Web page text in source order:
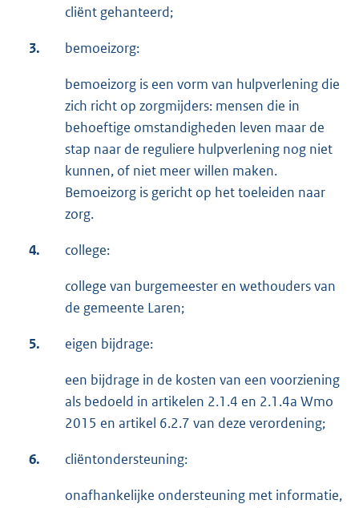
cliënt gehanteerd;
3. bemoeizorg:
bemoeizorg is een vorm van hulpverlening die
zich richt op zorgmijders: mensen die in
behoeftige omstandigheden leven maar de
stap naar de reguliere hulpverlening nog niet
kunnen, of niet meer willen maken.
Bemoeizorg is gericht op het toeleiden naar
zorg.
4. college:
college van burgemeester en wethouders van
de gemeente Laren;
5. eigen bijdrage:
een bijdrage in de kosten van een voorziening
als bedoeld in artikelen 2.1.4 en 2.1.4a Wmo
2015 en artikel 6.2.7 van deze verordening;
6. cliëntondersteuning:
onafhankelijke ondersteuning met informatie,